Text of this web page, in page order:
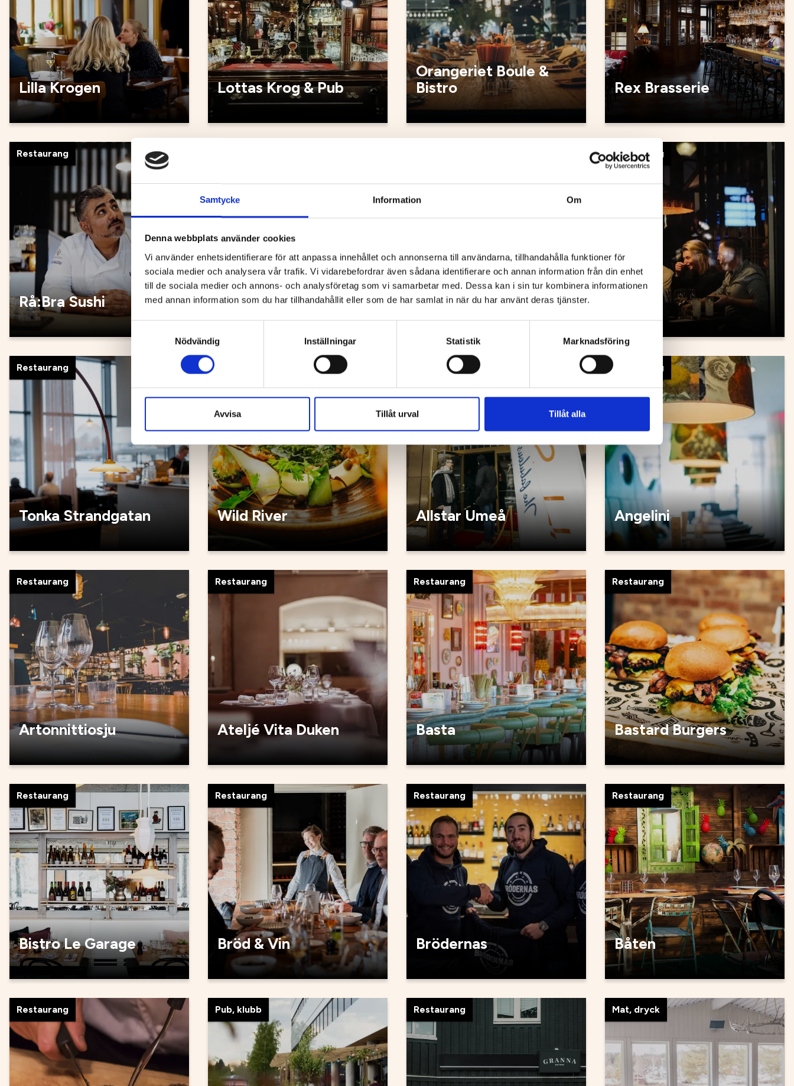
Samtycke Information Om
Denna webbplats använder cookies
Vi använder enhetsidentifierare för att anpassa innehållet och annonserna till användarna, tillhandahålla funktioner för
sociala medier och analysera vår trafik. Vi vidarebefordrar även sådana identifierare och annan information från din enhet
till de sociala medier och annons- och analysföretag som vi samarbetar med. Dessa kan i sin tur kombinera informationen
med annan information som du har tillhandahållit eller som de har samlat in när du har använt deras tjänster.
Nödvändig
Inställningar Statistik Marknadsföring
Avvisa Tillåt urval Tillåt alla
Lilla Krogen Lottas Krog & Pub
Orangeriet Boule &
Bistro
Rex Brasserie
Restaurang
Rå:Bra Sushi Rådhuskällaren Sjöbris
Restaurang
Restaurang
Tonka Strandgatan Wild River
Restaurang
Allstar Umeå
Restaurang
Angelini
Restaurang
Artonnittiosju
Restaurang
Ateljé Vita Duken
Restaurang
Basta
Restaurang
Bastard Burgers
Restaurang
Bistro Le Garage
Restaurang
Bröd & Vin
Restaurang
Brödernas
Restaurang
Båten
Restaurang Pub, klubb Restaurang Mat, dryck